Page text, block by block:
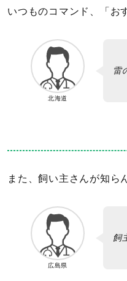
いつものコマンド、「お
北海道
雷
また、飼い主さんが知ら
広島県
飼